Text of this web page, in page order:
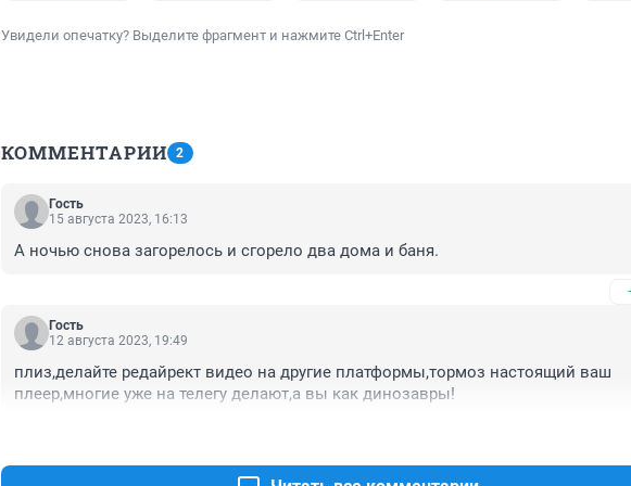
Увидели опечатку? Выделите фрагмент и нажмите Ctrl+Enter
КОММЕНТАРИИ 2
Гость
15 августа 2023, 16:13
А ночью снова загорелось и сгорело два дома и баня.
Гость
12 августа 2023, 19:49
плиз,делайте редайрект видео на другие платформы,тормоз настоящий ваш
плеер,многие уже на телегу делают,а вы как динозавры!